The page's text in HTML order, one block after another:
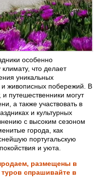
особенно
что делает
уникальных
и живописных побережий. В
путешественники могут
а также участвовать в
и культурных
с высоким сезоном
города, как
португальскую
и уюта.
размещены в
спрашивайте в